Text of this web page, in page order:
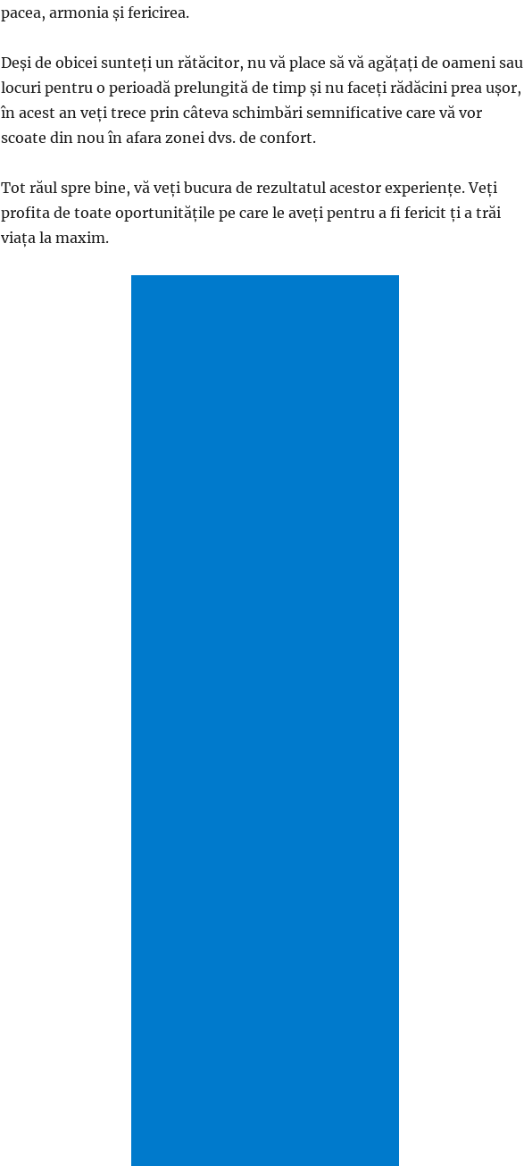
pacea, armonia şi fericirea.
Deşi de obicei sunteţi un rătăcitor, nu vă place să vă agăţaţi de oameni sau
locuri pentru o perioadă prelungită de timp şi nu faceţi rădăcini prea uşor,
în acest an veţi trece prin câteva schimbări semnificative care vă vor
scoate din nou în afara zonei dvs. de confort.
Tot răul spre bine, vă veţi bucura de rezultatul acestor experienţe. Veţi
profita de toate oportunităţile pe care le aveţi pentru a fi fericit ţi a trăi
viaţa la maxim.